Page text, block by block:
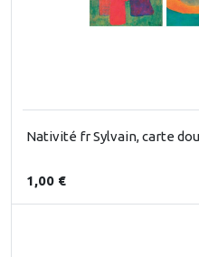
Nativité fr Sylvain, carte
1,00 €